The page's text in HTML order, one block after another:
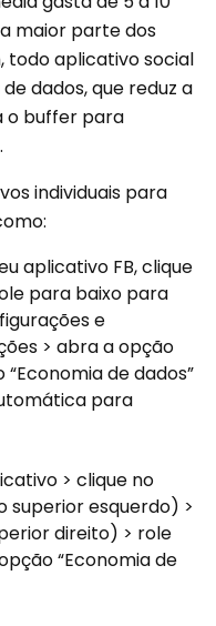
maior parte dos
todo aplicativo social
dados, que reduz a
o buffer para
individuais para
aplicativo FB, clique
para baixo para
e
> abra a opção
“Economia de dados”
para
> clique no
superior esquerdo) >
direito) > role
“Economia de